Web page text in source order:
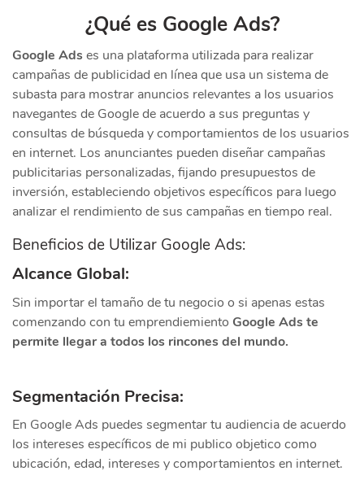
¿Qué es Google Ads?
Google Adses una plataforma utilizada para realizar
campañas de publicidad en línea que usa un sistema de
subasta para mostrar anuncios relevantes a los usuarios
navegantes de Google de acuerdo a sus preguntas y
consultas de búsqueda y comportamientos de los usuarios
en internet. Los anunciantes pueden diseñar campañas
publicitarias personalizadas, fijando presupuestos de
inversión, estableciendo objetivos específicos para luego
analizar el rendimiento de sus campañas en tiempo real.
Beneficios de Utilizar Google Ads:
Alcance Global:
Sin importar el tamaño de tu negocio o si apenas estas
comenzando con tu emprendiemiento Google Ads te
permite llegar a todos los rincones del mundo.
Segmentación Precisa:
En Google Ads puedes segmentar tu audiencia de acuerdo
los intereses específicos de mi publico objetico como
ubicación, edad, intereses y comportamientos en internet.